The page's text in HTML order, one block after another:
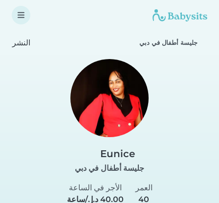
جليسة أطفال في دبي النشر
Eunice
جليسة أطفال في دبي
العمر
40
الأجر في الساعة